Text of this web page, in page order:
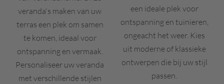
veranda's maken van uw
terras een plek om samen
te komen, ideaal voor
ontspanning en vermaak.
Personaliseer uw veranda
met verschillende stijlen
een ideale plek voor
ontspanning en tuinieren,
ongeacht het weer. Kies
uit moderne of klassieke
ontwerpen die bij uw stijl
passen.